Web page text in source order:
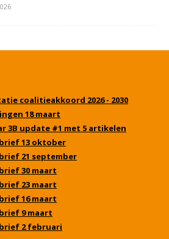
coalitieakkoord 2026 - 2030
18 maart
3B update #1 met 5 artikelen
13 oktober
21 september
30 maart
23 maart
16 maart
9 maart
2 februari